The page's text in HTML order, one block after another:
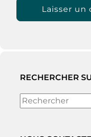
RECHERCHER
Rechercher